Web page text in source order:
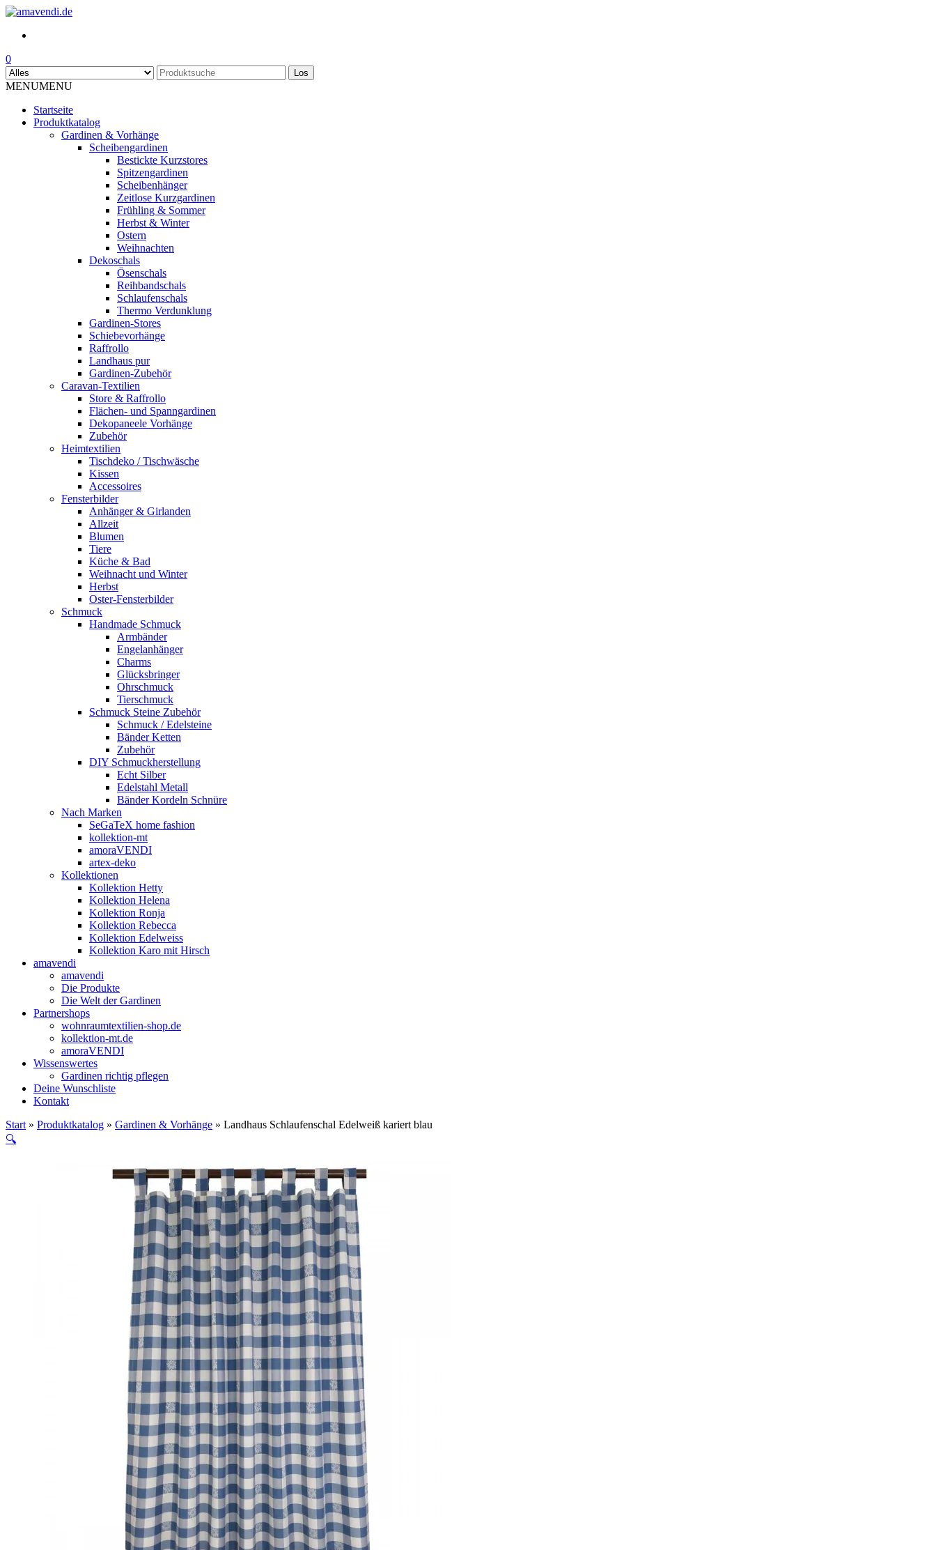
Skip
0
Los
MENUMENU
Startseite
Produktkatalog
Gardinen & Vorhänge
Scheibengardinen
Bestickte Kurzstores
Spitzengardinen
Scheibenhänger
Zeitlose Kurzgardinen
Frühling & Sommer
Herbst & Winter
Ostern
Weihnachten
Dekoschals
Ösenschals
Reihbandschals
Schlaufenschals
Thermo Verdunklung
Gardinen-Stores
Schiebevorhänge
Raffrollo
Landhaus pur
Gardinen-Zubehör
Caravan-Textilien
Store & Raffrollo
Flächen- und Spanngardinen
Dekopaneele Vorhänge
Zubehör
Heimtextilien
Tischdeko / Tischwäsche
Kissen
Accessoires
Fensterbilder
Anhänger & Girlanden
Allzeit
Blumen
Tiere
Küche & Bad
Weihnacht und Winter
Herbst
Oster-Fensterbilder
Schmuck
Handmade Schmuck
Armbänder
Engelanhänger
Charms
Glücksbringer
Ohrschmuck
Tierschmuck
Schmuck Steine Zubehör
Schmuck / Edelsteine
Bänder Ketten
Zubehör
DIY Schmuckherstellung
Echt Silber
Edelstahl Metall
Bänder Kordeln Schnüre
Nach Marken
SeGaTeX home fashion
kollektion-mt
amoraVENDI
artex-deko
Kollektionen
Kollektion Hetty
Kollektion Helena
Kollektion Ronja
Kollektion Rebecca
Kollektion Edelweiss
Kollektion Karo mit Hirsch
amavendi
amavendi
Die Produkte
Die Welt der Gardinen
Partnershops
wohnraumtextilien-shop.de
kollektion-mt.de
amoraVENDI
Wissenswertes
Gardinen richtig pflegen
Deine Wunschliste
Kontakt
Start » Produktkatalog » Gardinen & Vorhänge » Landhaus Schlaufenschal Edelweiß kariert blau
🔍